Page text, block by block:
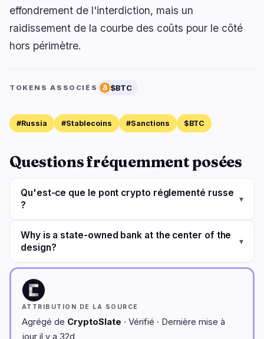
effondrement de l'interdiction, mais un
raidissement de la courbe des coûts pour le côté
hors périmètre.
TOKENS ASSOCIÉS $BTC
#Russia #Stablecoins #Sanctions $BTC
Questions fréquemment posées
Qu'est-ce que le pont crypto réglementé russe
?
▾
Why is a state-owned bank at the center of the
design?
▾
ATTRIBUTION DE LA SOURCE
Agrégé de CryptoSlate · Vérifié · Dernière mise à
jour il y a 32d